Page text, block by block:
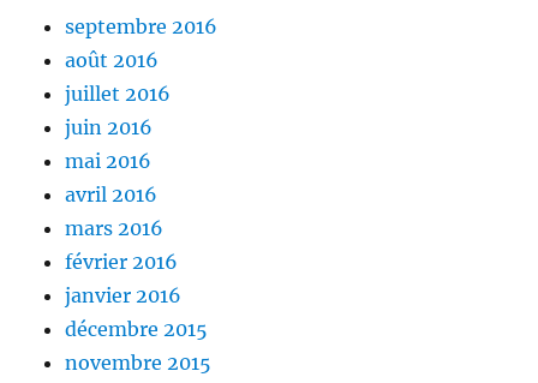
septembre 2016
août 2016
juillet 2016
juin 2016
mai 2016
avril 2016
mars 2016
février 2016
janvier 2016
décembre 2015
novembre 2015